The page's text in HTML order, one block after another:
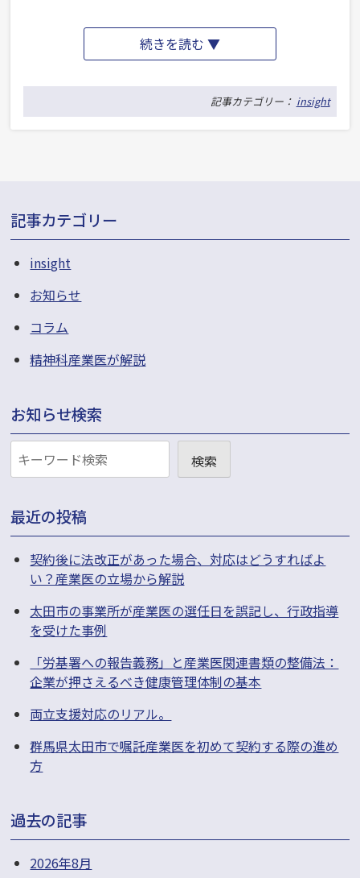
精
神
の
病
ち
続きを読む ▼“使
な
い
な
で
系
薬
は
方
さ
る
記事カテゴリー： insight
記事カテゴリー
insight
お知らせ
コラム
精神科産業医が解説
お知らせ検索
お
知
せ
検
検索
最近の投稿
契約後に法改正があった場合、対応はどうすればよ
い？産業医の立場から解説
太田市の事業所が産業医の選任日を誤記し、行政指導
を受けた事例
「労基署への報告義務」と産業医関連書類の整備法：
企業が押さえるべき健康管理体制の基本
両立支援対応のリアル。
群馬県太田市で嘱託産業医を初めて契約する際の進め
方
過去の記事
2026年8月